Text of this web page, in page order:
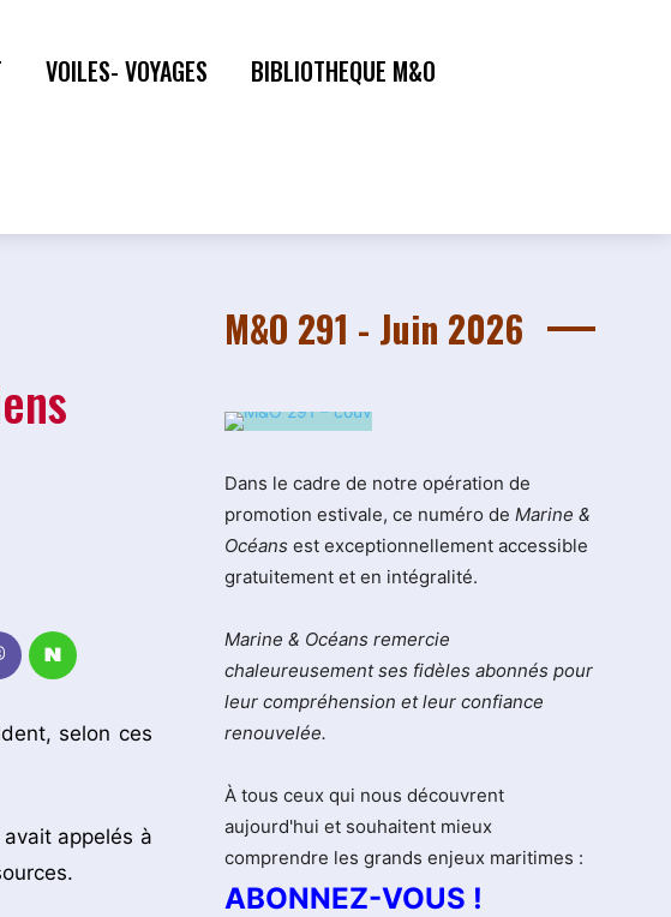
VOILES- VOYAGES BIBLIOTHEQUE M&O
selon ces
appelés à
M&O 291 - Juin 2026
Dans le cadre de notre opération de
promotion estivale, ce numéro de Marine &
Océans est exceptionnellement accessible
gratuitement et en intégralité.
Marine & Océans remercie
chaleureusement ses fidèles abonnés pour
leur compréhension et leur confiance
renouvelée.
À tous ceux qui nous découvrent
aujourd'hui et souhaitent mieux
comprendre les grands enjeux maritimes :
ABONNEZ-VOUS !